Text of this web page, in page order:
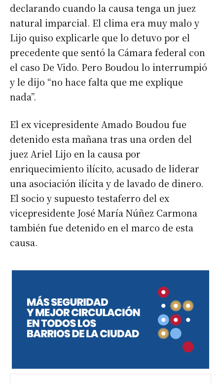
declarando cuando la causa tenga un juez
natural imparcial. El clima era muy malo y
Lijo quiso explicarle que lo detuvo por el
precedente que sentó la Cámara federal con
el caso De Vido. Pero Boudou lo interrumpió
y le dijo “no hace falta que me explique
nada”.
El ex vicepresidente Amado Boudou fue
detenido esta mañana tras una orden del
juez Ariel Lijo en la causa por
enriquecimiento ilícito, acusado de liderar
una asociación ilícita y de lavado de dinero.
El socio y supuesto testaferro del ex
vicepresidente José María Núñez Carmona
también fue detenido en el marco de esta
causa.